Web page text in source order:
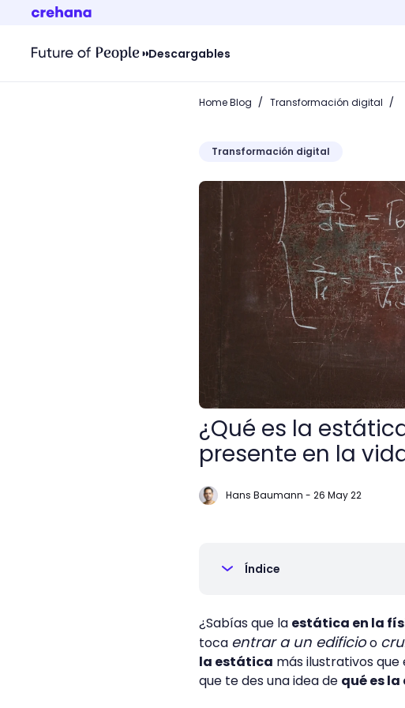
Descargables
Home Blog / Transformación digital /
Transformación digital
¿Qué es la estática en la física y
¿Qué es la
presente en la
Hans Baumann - 26 May 22
Índice
¿Sabías que la estática en la
toca entrar a un edificioo
la estática más ilustrativos
que te des una idea de qué es